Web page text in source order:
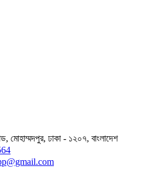
মোহাম্মদপুর, ঢাকা - ১২০৭, বাংলাদেশ